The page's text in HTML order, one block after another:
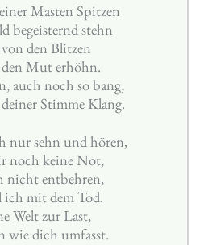
Masten Spitzen
begeisternd stehn
den Blitzen
Mut erhöhn.
auch noch so bang,
Stimme Klang.
nur sehn und hören,
noch keine Not,
nicht entbehren,
mit dem Tod.
Welt zur Last,
wie dich umfasst.